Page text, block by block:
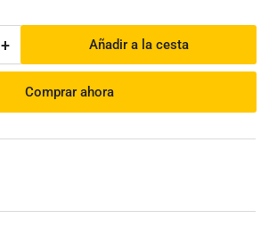
+Aumentar
cantidad
para
Linterna
Añadir a la cesta
Comprar ahora